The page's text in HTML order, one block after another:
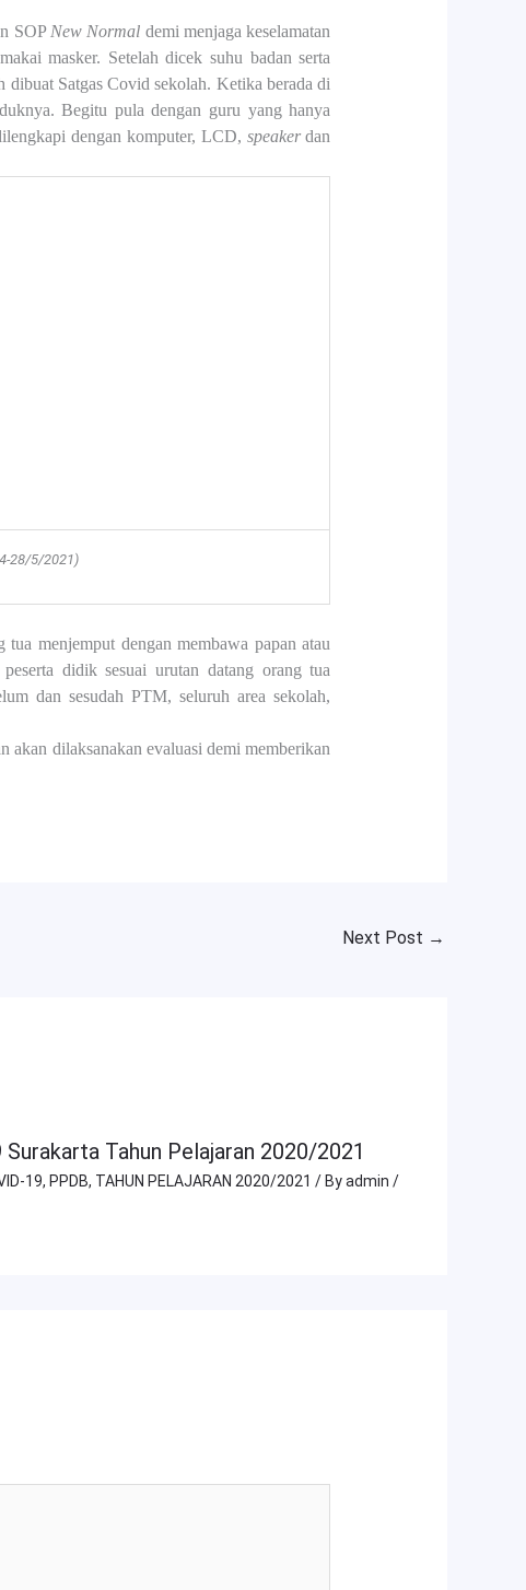
SOP New Normal demi menjaga keselamatan
masker. Setelah dicek suhu badan serta
Satgas Covid sekolah. Ketika berada di
Begitu pula dengan guru yang hanya
dengan komputer, LCD, speakerdan
28/5/2021)
menjemput dengan membawa papan atau
didik sesuai urutan datang orang tua
dan sesudah PTM, seluruh area sekolah,
akan dilaksanakan evaluasi demi memberikan
Next Post →
Tahun Pelajaran 2020/2021
19, PPDB, TAHUN PELAJARAN 2020/2021 / Byadmin /